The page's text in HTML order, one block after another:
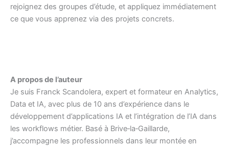
rejoignez des groupes d’étude, et appliquez immédiatement
ce que vous apprenez via des projets concrets.
A propos de l’auteur
Je suis Franck Scandolera, expert et formateur en Analytics,
Data et IA, avec plus de 10 ans d’expérience dans le
développement d’applications IA et l’intégration de l’IA dans
les workflows métier. Basé à Brive‑la‑Gaillarde,
j’accompagne les professionnels dans leur montée en